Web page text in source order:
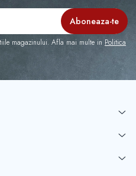
magazinului. Afla mai multe in Politica